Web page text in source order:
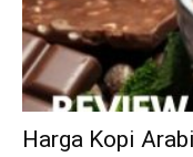
Harga Kopi